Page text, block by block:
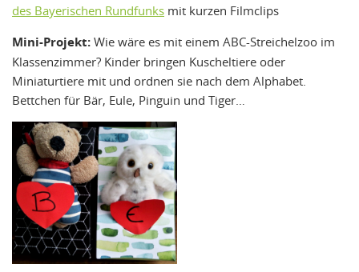
des Bayerischen Rundfunks mit kurzen Filmclips
Mini-Projekt: Wie wäre es mit einem ABC-Streichelzoo im
Klassenzimmer? Kinder bringen Kuscheltiere oder
Miniaturtiere mit und ordnen sie nach dem Alphabet.
Bettchen für Bär, Eule, Pinguin und Tiger…